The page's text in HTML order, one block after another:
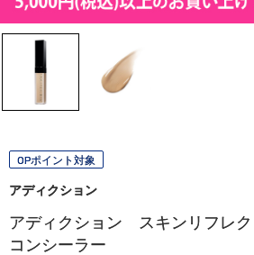
OPポイント対象
アディクション
アディクション スキンリフレ
コンシーラー